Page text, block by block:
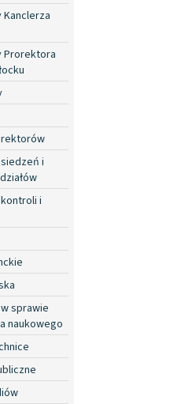
Prorektora
i
i
sprawie
naukowego